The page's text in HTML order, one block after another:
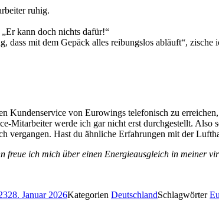
ruhig.
kann doch nichts dafür!“
mit dem Gepäck alles reibungslos abläuft“, zische
Kundenservice von Eurowings telefonisch zu
Mitarbeiter werde ich gar nicht erst durchgestellt.
Hast du ähnliche Erfahrungen mit der
freue ich mich über einen Energieausgleich in meiner
28. Januar 2026Kategorien DeutschlandSchlagwörter